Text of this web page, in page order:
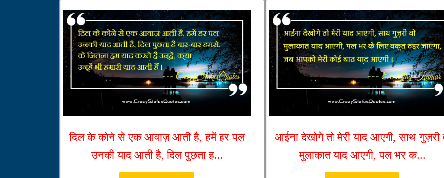
दिल के कोने से एक आवाज़ आती है, हमें हर पल
उनकी याद आती है, दिल पुछता ह...
आईना देखोगे तो मेरी याद आएगी, साथ गुज़री
मुलाकात याद आएगी, पल भर क...